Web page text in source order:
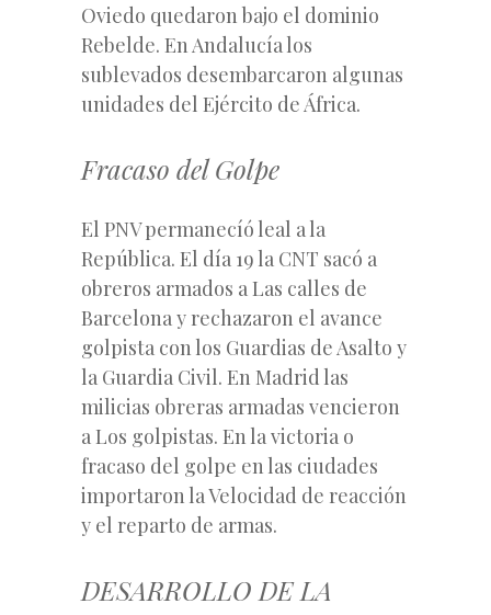
Oviedo quedaron bajo el dominio
Rebelde. En Andalucía los
sublevados desembarcaron algunas
unidades del Ejército de África.
Fracaso del Golpe
El PNV permanecíó leal a la
República. El día 19 la CNT sacó a
obreros armados a Las calles de
Barcelona y rechazaron el avance
golpista con los Guardias de Asalto y
la Guardia Civil. En Madrid las
milicias obreras armadas vencieron
a Los golpistas. En la victoria o
fracaso del golpe en las ciudades
importaron la Velocidad de reacción
y el reparto de armas.
DESARROLLO DE LA